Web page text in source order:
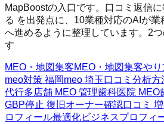
MapBoostの入口です。口コミ返信
る を出発点に、10業種対応のAIが
へ進めるように整理しています。2
す
MEO・地図集客MEO・地図集客やり
meo対策 福岡meo 埼玉口コミ分析方
代行多店舗 MEO 管理歯科医院 MEO
GBP停止 復旧 オーナー確認口コミ
ロフィール最適化ビジネスプロフィ